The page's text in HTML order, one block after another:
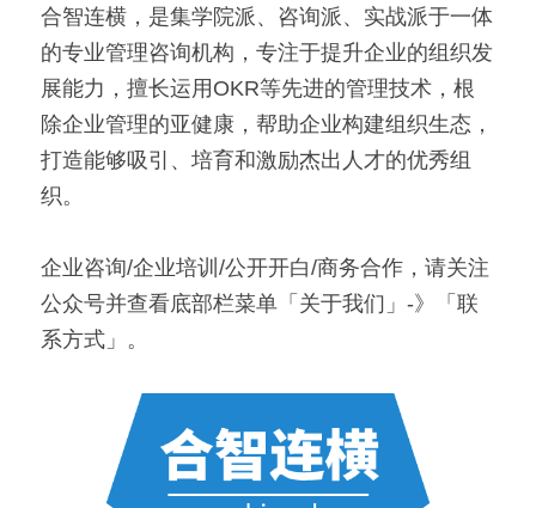
合智连横，是集学院派、咨询派、实战派于一体
的专业管理咨询机构，专注于提升企业的组织发
展能力，擅长运用OKR等先进的管理技术，根
除企业管理的亚健康，帮助企业构建组织生态，
打造能够吸引、培育和激励杰出人才的优秀组
织。
企业咨询/企业培训/公开开白/商务合作，请关注
公众号并查看底部栏菜单「关于我们」-》「联
系方式」。